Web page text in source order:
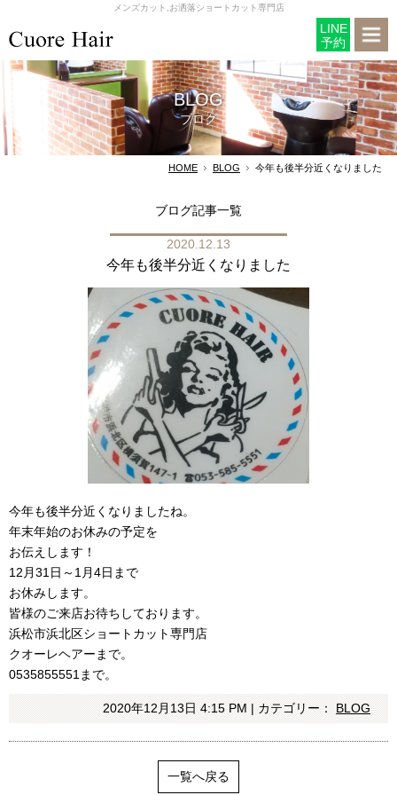
メンズカット,お洒落ショートカット専門店
LINE
予約
BLOG
ブログ
HOME BLOG 今年も後半分近くなりました
ブログ記事一覧
2020.12.13
今年も後半分近くなりました
今年も後半分近くなりましたね。
年末年始のお休みの予定を
お伝えします！
12月31日～1月4日まで
お休みします。
皆様のご来店お待ちしております。
浜松市浜北区ショートカット専門店
クオーレヘアーまで。
0535855551まで。
2020年12月13日 4:15 PM | カテゴリー：BLOG
一覧へ戻る